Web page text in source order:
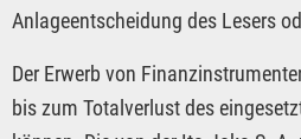
Anlageentscheidung des Lesers
Der Erwerb von
bis zum Totalverlust des